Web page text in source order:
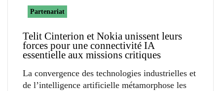
Partenariat
Telit Cinterion et Nokia unissent leurs
forces pour une connectivité IA
essentielle aux missions critiques
La convergence des technologies industrielles et
de l’intelligence artificielle métamorphose les